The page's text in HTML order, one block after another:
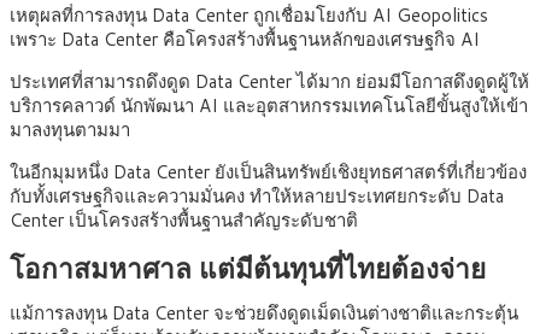
เหตุผลที่การลงทุน Data Center ถูกเชื่อมโยงกับ AI Geopolitics
เพราะ Data Center คือโครงสร้างพื้นฐานหลักของเศรษฐกิจ AI
ประเทศที่สามารถดึงดูด Data Center ได้มาก ย่อมมีโอกาสดึงดูดผู้ให้
บริการคลาวด์ นักพัฒนา AI และอุตสาหกรรมเทคโนโลยีขั้นสูงให้เข้า
มาลงทุนตามมา
ในอีกมุมหนึ่ง Data Center ยังเป็นสินทรัพย์เชิงยุทธศาสตร์ที่เกี่ยวข้อง
กับทั้งเศรษฐกิจและความมั่นคง ทำให้หลายประเทศยกระดับ Data
Center เป็นโครงสร้างพื้นฐานสำคัญระดับชาติ
โอกาสมหาศาล แต่มีต้นทุนที่ไทยต้องจ่าย
แม้การลงทุน Data Center จะช่วยดึงดูดเม็ดเงินต่างชาติและกระตุ้น